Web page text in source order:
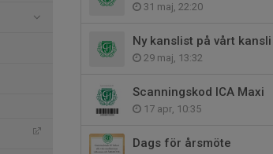
31 maj, 22:20
Ny kanslist på vårt
29 maj, 13:32
Scanningskod ICA Maxi
17 apr, 10:35
Dags för årsmöte